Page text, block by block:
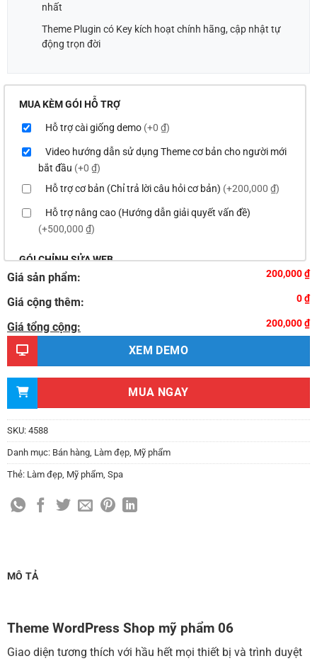
nhất
Theme Plugin có Key kích hoạt chính hãng, cập nhật tự
động trọn đời
MUA KÈM GÓI HỖ TRỢ
Hỗ trợ cài giống demo (+0 ₫)
Video hướng dẫn sử dụng Theme cơ bản cho người mới
bắt đầu (+0 ₫)
Hỗ trợ cơ bản (Chỉ trả lời câu hỏi cơ bản) (+200,000 ₫)
Hỗ trợ nâng cao (Hướng dẫn giải quyết vấn đề)
(+500,000 ₫)
GÓI CHỈNH SỬA WEB
Thay logo & thông tin doanh nghiệp
Đổi màu chủ đạo của theme theo tông màu của logo
(+200,000 ₫)
Sửa danh mục và sắp xếp lại thanh menu chuẩn
Thay đổi bố cục trang chủ (đơn giản)(+500,000 ₫)
Thiết kế 2 banner chạy ở slider chính
Thay đổi màu sắc toàn bộ site theo yêu cầu
(+150,000 ₫)
Thiết kế logo đơn giản để đăng web
MUA THÊM TÊN MIỀN + HOSTING
Tên miền Việt Nam .vn (1 năm)
(+550,000 ₫)
Hosting 2GB SSD (1 năm)
(+700,000 ₫)
Giá sản phẩm: 200,000 ₫
Giá cộng thêm: 0 ₫
Giá tổng cộng: 200,000 ₫
XEM DEMO
MUA NGAY
SKU: 4588
Danh mục: Bán hàng Làm đẹp Mỹ phẩm
Thẻ: Làm đẹp Mỹ phẩm Spa
MÔ TẢ
Theme WordPress Shop mỹ phẩm 06
Giao diện tương thích với hầu hết mọi thiết bị và trình duyệt